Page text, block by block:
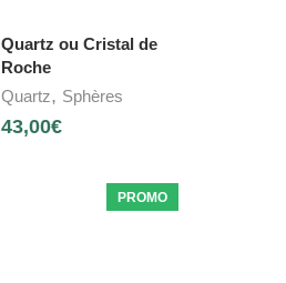
Quartz ou Cristal de
Roche
Quartz, Sphères
43,00€
PROMO